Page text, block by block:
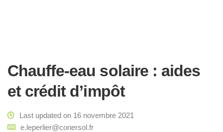
Chauffe-eau solaire : aides
et crédit d’impôt
Last updated on 16 novembre 2021
e.leperlier@conersol.fr